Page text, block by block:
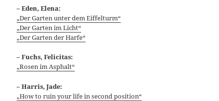
– Eden, Elena:
„Der Garten unter dem Eiffelturm“
„Der Garten im Licht“
„Der Garten der Harfe“
– Fuchs, Felicitas:
„Rosen im Asphalt“
– Harris, Jade:
„How to ruin your life in second position“